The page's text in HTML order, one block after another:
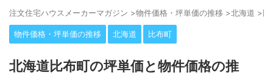
注⽂住宅ハウスメーカーマガジン >物件価格・坪単価の推移 >北海道 >比
物件価格・坪単価の推移 北海道 比布町
北海道比布町の坪単価と物件価格の推